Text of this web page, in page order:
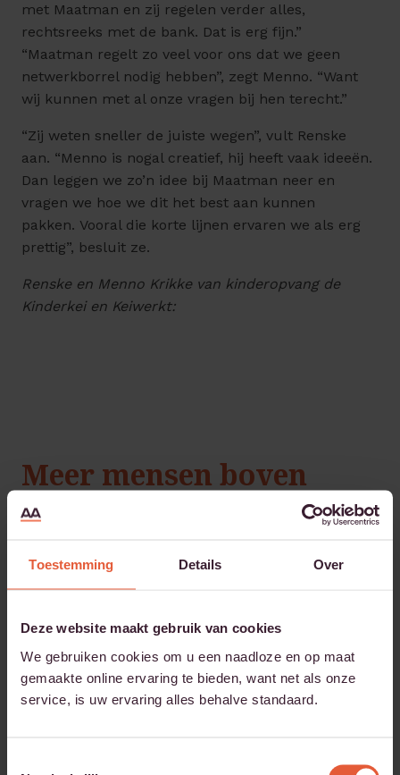
Toestemming Details Over
Deze website maakt gebruik van cookies
We gebruiken cookies om u een naadloze en op maat
gemaakte online ervaring te bieden, want net als onze
service, is uw ervaring alles behalve standaard.
met Maatman en zij regelen verder alles,
rechtsreeks met de bank. Dat is erg fijn.”
“Maatman regelt zo veel voor ons dat we geen
netwerkborrel nodig hebben”, zegt Menno. “Want
wij kunnen met al onze vragen bij hen terecht.”
“Zij weten sneller de juiste wegen”, vult Renske
aan. “Menno is nogal creatief, hij heeft vaak ideeën.
Dan leggen we zo’n idee bij Maatman neer en
vragen we hoe we dit het best aan kunnen
pakken. Vooral die korte lijnen ervaren we als erg
prettig”, besluit ze.
Renske en Menno Krikke van kinderopvang de
Kinderkei en Keiwerkt:
Meer mensen boven
cijfers?